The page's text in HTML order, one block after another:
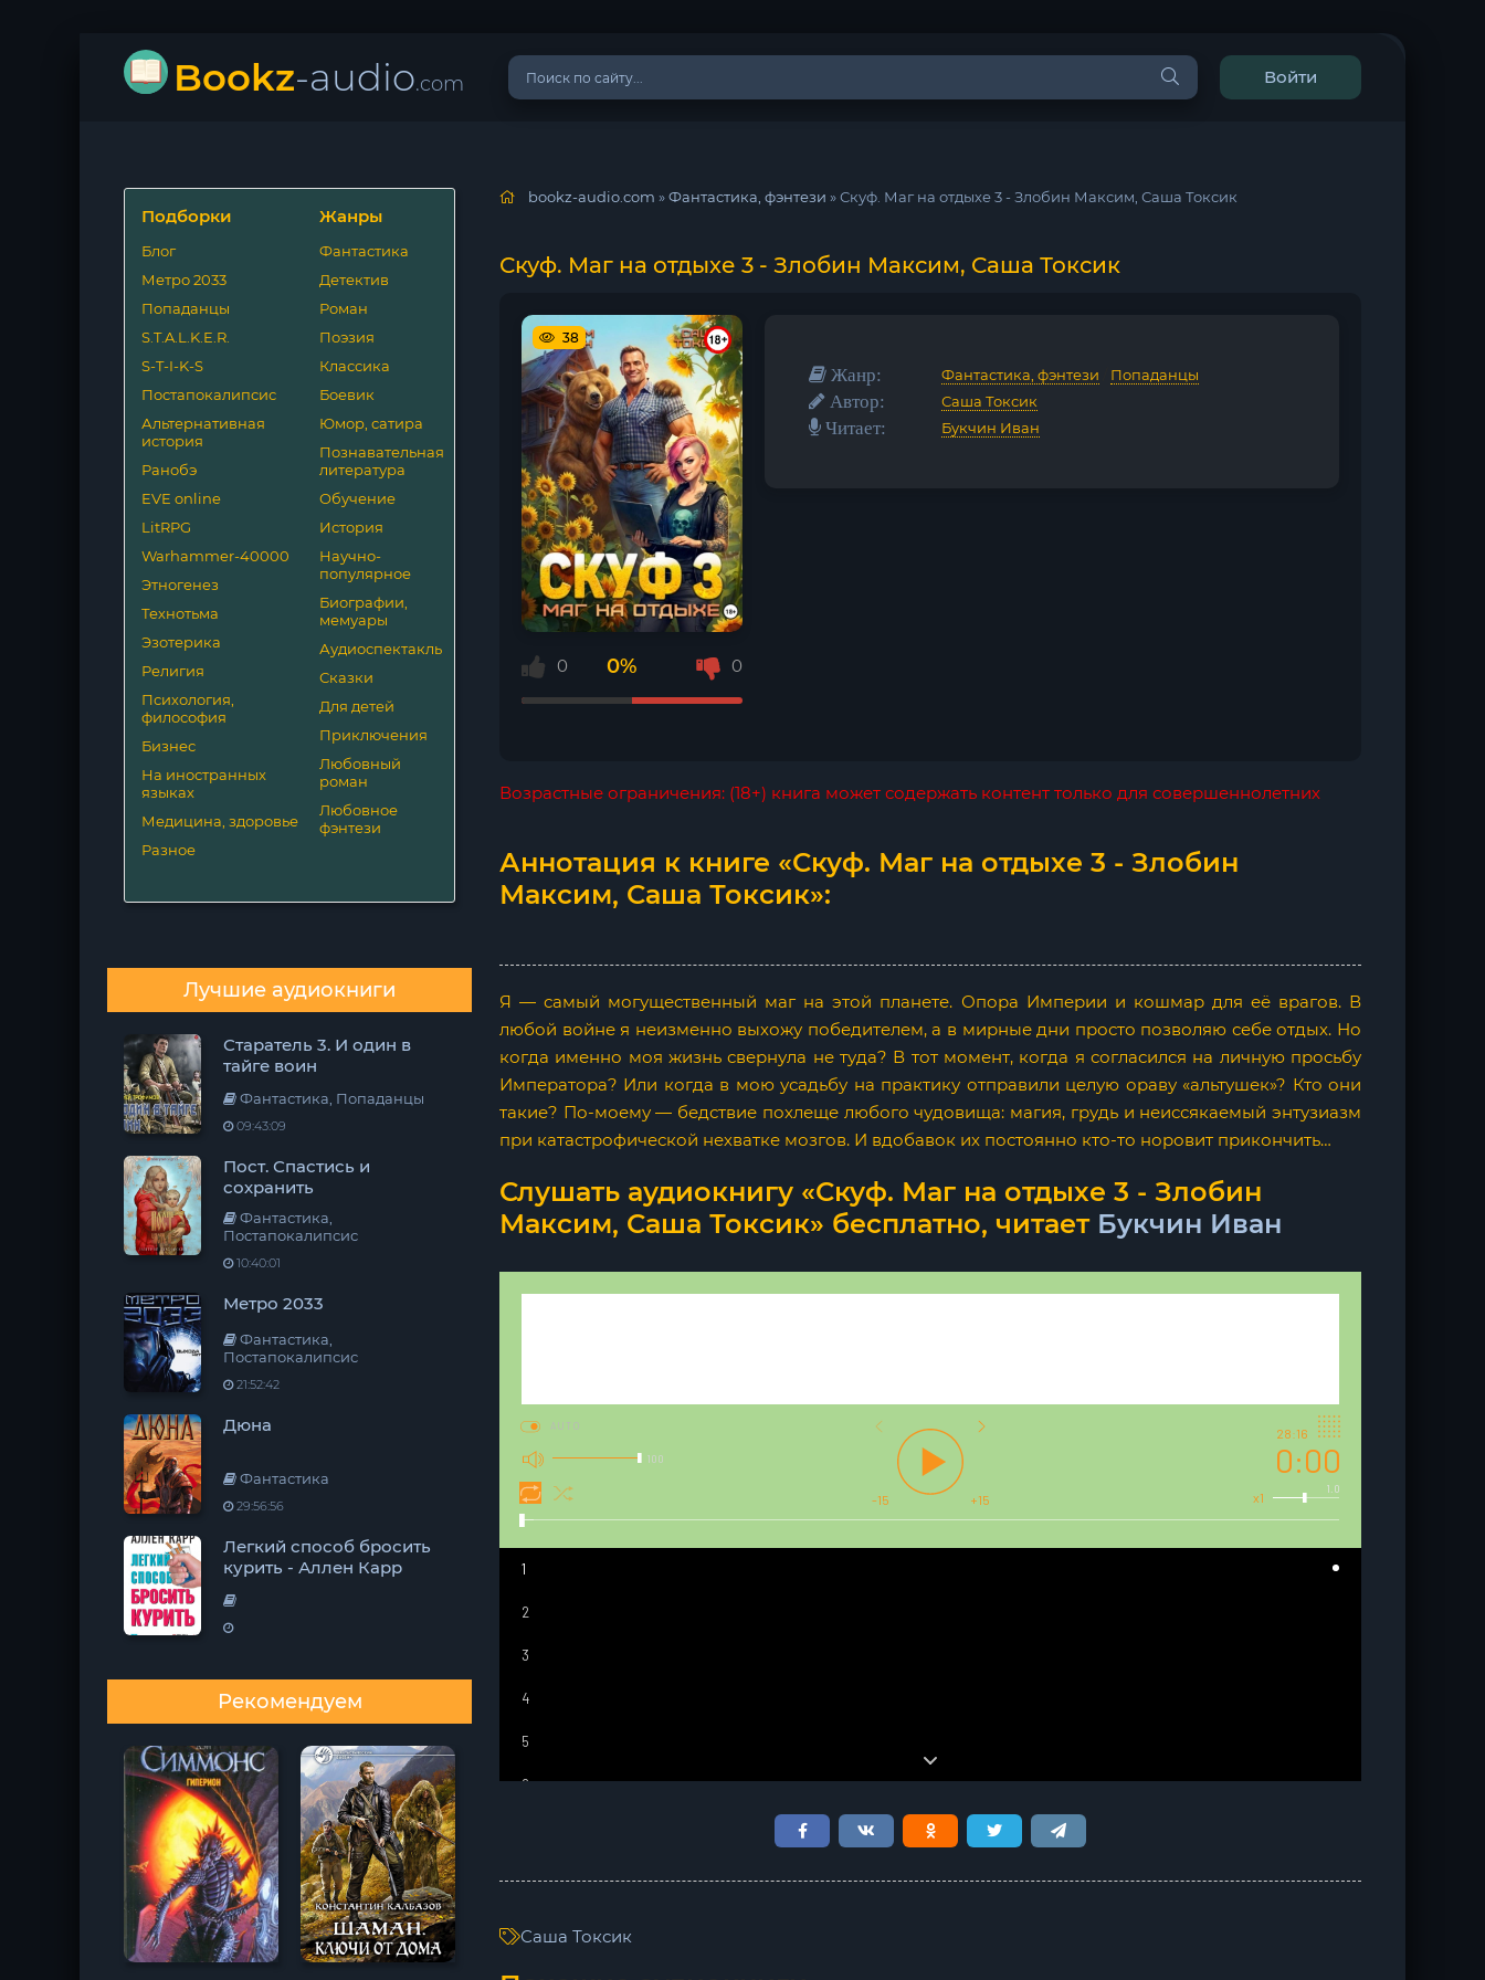
Bookz-audio.com Войти
Подборки
Блог
Метро 2033
Попаданцы
S.T.A.L.K.E.R.
S-T-I-K-S
Постапокалипсис
Альтернативная
история
Ранобэ
EVE online
LitRPG
Warhammer-40000
Этногенез
Технотьма
Эзотерика
Религия
Психология,
философия
Бизнес
На иностранных
языках
Медицина, здоровье
Разное
Жанры
Фантастика
Детектив
Роман
Поэзия
Классика
Боевик
Юмор, сатира
Познавательная
литература
Обучение
История
Научно-
популярное
Биографии,
мемуары
Аудиоспектакль
Сказки
Для детей
Приключения
Любовный
роман
Любовное
фэнтези
Лучшие аудиокниги
Старатель 3. И один в
тайге воин
Фантастика, Попаданцы
09:43:09
Пост. Спастись и
сохранить
Фантастика,
Постапокалипсис
10:40:01
Метро 2033
Фантастика,
Постапокалипсис
21:52:42
Дюна
Фантастика
29:56:56
Легкий способ бросить
курить - Аллен Карр
Рекомендуем
bookz-audio.com »Фантастика, фэнтези » Скуф. Маг на отдыхе 3 - Злобин Максим, Саша Токсик
Скуф. Маг на отдыхе 3 - Злобин Максим, Саша Токсик
38
0 0% 0
Жанр: Фантастика, фэнтези Попаданцы
Автор: Саша Токсик
Читает: Букчин Иван
Возрастные ограничения: (18+) книга может содержать контент только для совершеннолетних
Аннотация к книге «Скуф. Маг на отдыхе 3 - Злобин
Максим, Саша Токсик»:
Я — самый могущественный маг на этой планете. Опора Империи и кошмар для её врагов. В
любой войне я неизменно выхожу победителем, а в мирные дни просто позволяю себе отдых. Но
когда именно моя жизнь свернула не туда? В тот момент, когда я согласился на личную просьбу
Императора? Или когда в мою усадьбу на практику отправили целую ораву «альтушек»? Кто они
такие? По-моему — бедствие похлеще любого чудовища: магия, грудь и неиссякаемый энтузиазм
при катастрофической нехватке мозгов. И вдобавок их постоянно кто-то норовит прикончить…
Слушать аудиокнигу «Скуф. Маг на отдыхе 3 - Злобин
Максим, Саша Токсик» бесплатно, читает Букчин Иван
100 0:00
28:16
1.0
x1
-15 +15
AUTO
1
2
3
4
5
6
Саша Токсик